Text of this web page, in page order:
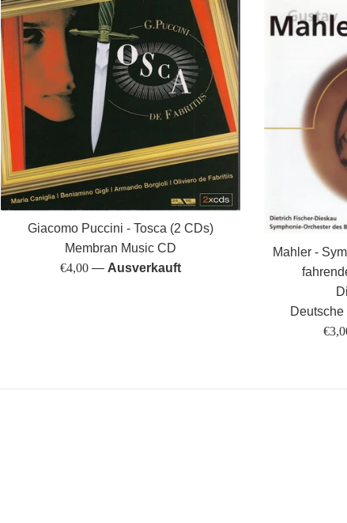
Giacomo Puccini - Tosca (2 CDs)
Membran Music CD
Normaler
€4,00— Ausverkauft
Mahler -